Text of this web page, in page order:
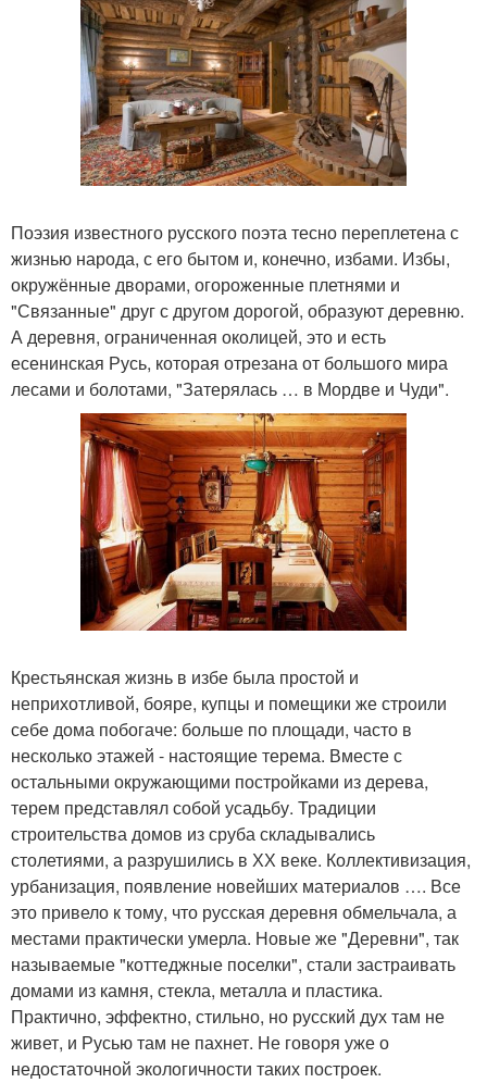
Поэзия известного русского поэта тесно переплетена с
жизнью народа, с его бытом и, конечно, избами. Избы,
окружённые дворами, огороженные плетнями и
"Связанные" друг с другом дорогой, образуют деревню.
А деревня, ограниченная околицей, это и есть
есенинская Русь, которая отрезана от большого мира
лесами и болотами, "Затерялась … в Мордве и Чуди".
Крестьянская жизнь в избе была простой и
неприхотливой, бояре, купцы и помещики же строили
себе дома побогаче: больше по площади, часто в
несколько этажей - настоящие терема. Вместе с
остальными окружающими постройками из дерева,
терем представлял собой усадьбу. Традиции
строительства домов из сруба складывались
столетиями, а разрушились в ХХ веке. Коллективизация,
урбанизация, появление новейших материалов …. Все
это привело к тому, что русская деревня обмельчала, а
местами практически умерла. Новые же "Деревни", так
называемые "коттеджные поселки", стали застраивать
домами из камня, стекла, металла и пластика.
Практично, эффектно, стильно, но русский дух там не
живет, и Русью там не пахнет. Не говоря уже о
недостаточной экологичности таких построек.